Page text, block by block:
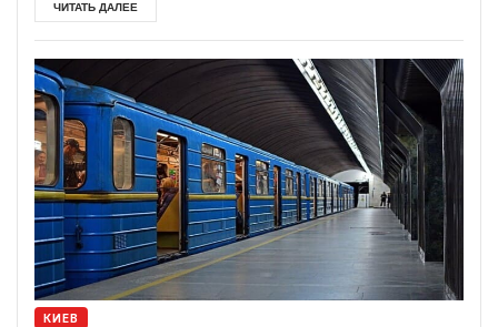
ЧИТАТЬ ДАЛЕЕ
КИЕВ